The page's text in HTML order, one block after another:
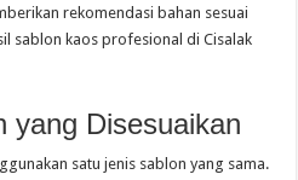
rekomendasi bahan sesuai
sablon kaos profesional di Cisalak
yang Disesuaikan
satu jenis sablon yang sama.